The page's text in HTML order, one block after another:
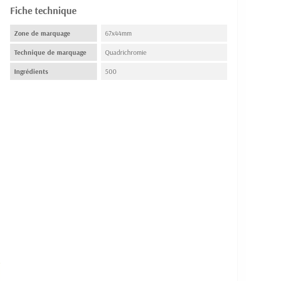
Fiche technique
Zone de marquage 67x44mm
Technique de marquage Quadrichromie
Ingrédients 500